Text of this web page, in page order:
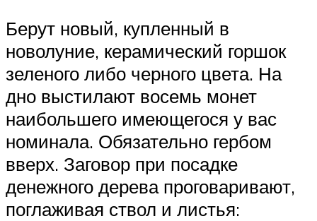
Берут новый, купленный в
новолуние, керамический горшок
зеленого либо черного цвета. На
дно выстилают восемь монет
наибольшего имеющегося у вас
номинала. Обязательно гербом
вверх. Заговор при посадке
денежного дерева проговаривают,
поглаживая ствол и листья: